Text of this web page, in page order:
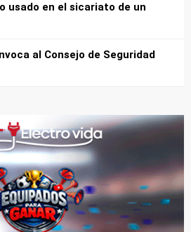
usado en el sicariato de un
al Consejo de Seguridad